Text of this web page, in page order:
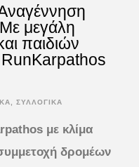
μεγάλη
παιδιών
, ΣΥΛΛΟΓΙΚΑ
με κλίμα
δρομέων